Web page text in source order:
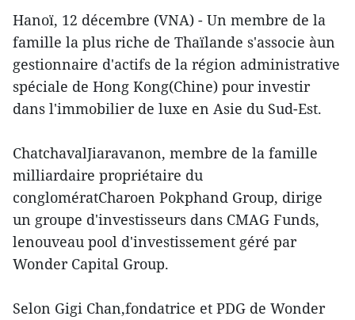
Hanoï, 12 décembre (VNA) - Un membre de la
famille la plus riche de Thaïlande s'associe àun
gestionnaire d'actifs de la région administrative
spéciale de Hong Kong(Chine) pour investir
dans l'immobilier de luxe en Asie du Sud-Est.
ChatchavalJiaravanon, membre de la famille
milliardaire propriétaire du
conglomératCharoen Pokphand Group, dirige
un groupe d'investisseurs dans CMAG Funds,
lenouveau pool d'investissement géré par
Wonder Capital Group.
Selon Gigi Chan,fondatrice et PDG de Wonder